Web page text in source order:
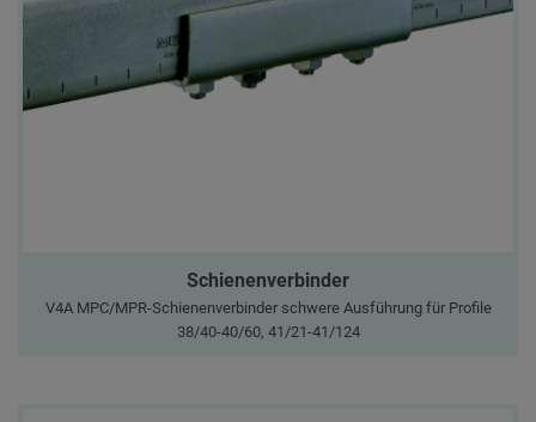
Schienenverbinder
V4A MPC/MPR-Schienenverbinder schwere Ausführung für Profile
38/40-40/60, 41/21-41/124